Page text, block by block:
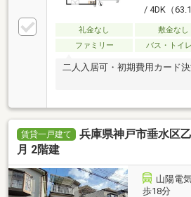
/ 4DK（
礼金なし 敷金なし
ファミリー
バス・トイ
二人入居可・初期費用カード
賃貸一戸建て
兵庫県神戸市垂水区
月 2階建
山陽電
歩18分